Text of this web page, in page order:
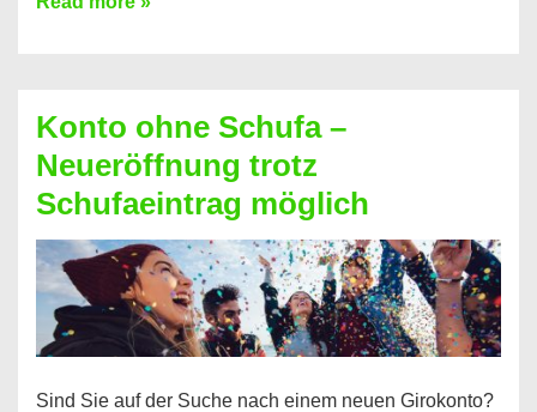
Sie
einen
Kredit
ohne
Einkommensnachweis
Konto ohne Schufa –
Neueröffnung trotz
Schufaeintrag möglich
Sind Sie auf der Suche nach einem neuen Girokonto?